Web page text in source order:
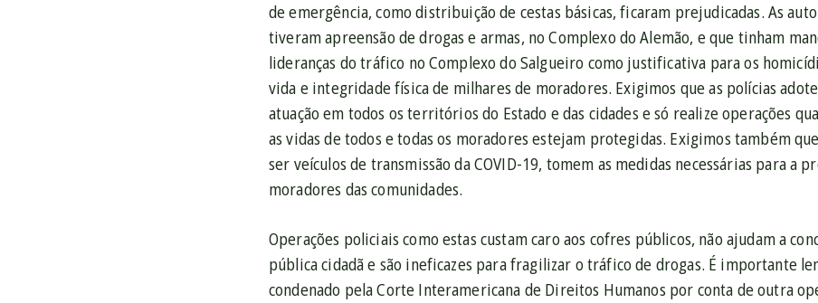
de emergência, como distribuição de cestas básicas, ficaram prejudicadas. As
tiveram apreensão de drogas e armas, no Complexo do Alemão, e que tinham
lideranças do tráfico no Complexo do Salgueiro como justificativa para os
vida e integridade física de milhares de moradores. Exigimos que as polícias
atuação em todos os territórios do Estado e das cidades e só realize operações
as vidas de todos e todas os moradores estejam protegidas. Exigimos também
ser veículos de transmissão da COVID-19, tomem as medidas necessárias para a
moradores das comunidades.
Operações policiais como estas custam caro aos cofres públicos, não ajudam a
pública cidadã e são ineficazes para fragilizar o tráfico de drogas. É importante
condenado pela Corte Interamericana de Direitos Humanos por conta de outra